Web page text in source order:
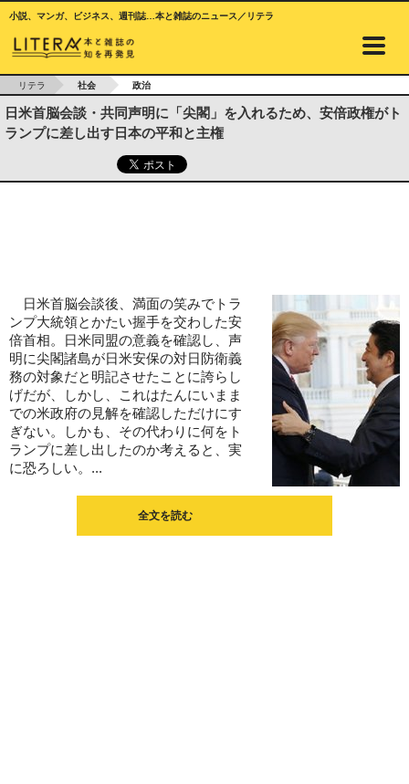
小説、マンガ、ビジネス、週刊誌…本と雑誌のニュース／リテラ
リテラ 社会 政治
日米首脳会談・共同声明に「尖閣」を入れるため、安倍政権がト
ランプに差し出す日本の平和と主権
日米首脳会談後、満面の笑みでトラ
ンプ大統領とかたい握手を交わした安
倍首相。日米同盟の意義を確認し、声
明に尖閣諸島が日米安保の対日防衛義
務の対象だと明記させたことに誇らし
げだが、しかし、これはたんにいまま
での米政府の見解を確認しただけにす
ぎない。しかも、その代わりに何をト
ランプに差し出したのか考えると、実
に恐ろしい。...
全文を読む